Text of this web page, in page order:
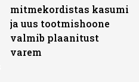
mitmekordistas kasumi
ja uus tootmishoone
valmib plaanitust
varem